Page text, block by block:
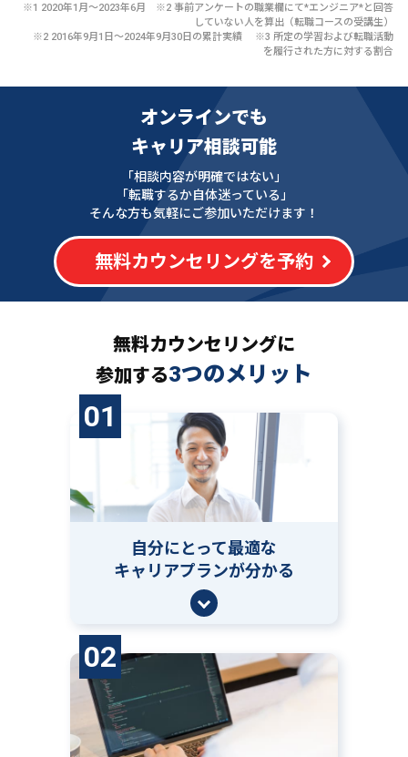
※1 2020年1月〜2023年6月 ※2 事前アンケートの職業欄にて*エンジニア*と回答
していない人を算出（転職コースの受講生）
※2 2016年9月1日〜2024年9月30日の累計実績 ※3 所定の学習および転職活動
を履行された方に対する割合
オンラインでも
キャリア相談可能
「相談内容が明確ではない」
「転職するか自体迷っている」
そんな方も気軽にご参加いただけます！
無料カウンセリングを予約
無料カウンセリングに
参加する3つのメリット
01
自分にとって最適な
キャリアプランが分かる
02